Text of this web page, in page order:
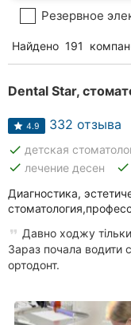
Частные
клиники
Автошколы
Рестораны
Все
рубрики
Все
города:
Резервное
Найдено 191
Dental Star,
4.9 332 отзыва
done детская
done лечение десен done
Диагностика,
Давно ходжу
Зараз почала водити
ортодонт.